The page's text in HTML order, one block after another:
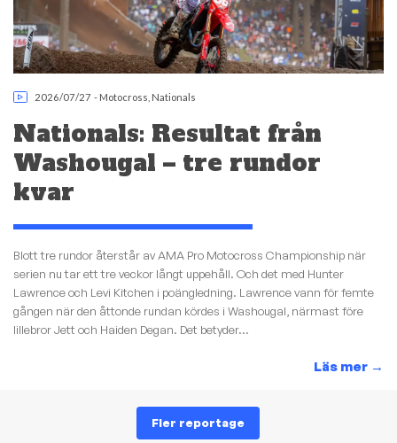
2026/07/27 - Motocross Nationals
Nationals: Resultat från
Washougal – tre rundor
kvar
Blott tre rundor återstår av AMA Pro Motocross Championship när
serien nu tar ett tre veckor långt uppehåll. Och det med Hunter
Lawrence och Levi Kitchen i poängledning. Lawrence vann för femte
gången när den åttonde rundan kördes i Washougal, närmast före
lillebror Jett och Haiden Degan. Det betyder...
Läs mer →
Fler reportage